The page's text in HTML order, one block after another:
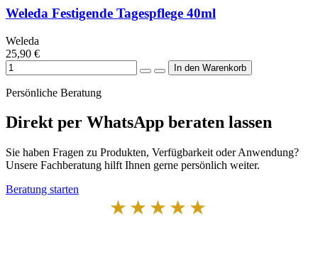
Weleda Festigende Tagespflege 40ml
Weleda
25,90 €
Persönliche Beratung
Direkt per WhatsApp beraten lassen
Sie haben Fragen zu Produkten, Verfügbarkeit oder Anwendung?
Unsere Fachberatung hilft Ihnen gerne persönlich weiter.
Beratung starten
★★★★★